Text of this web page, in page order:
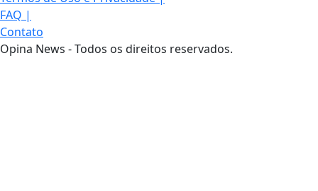
FAQ |
Contato
Opina News - Todos os direitos reservados.